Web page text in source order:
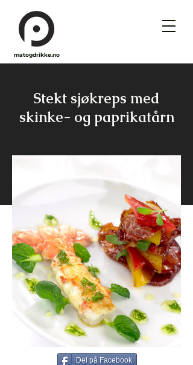
matogdrikke.no
Stekt sjøkreps med
skinke- og paprikatårn
Del på Facebook